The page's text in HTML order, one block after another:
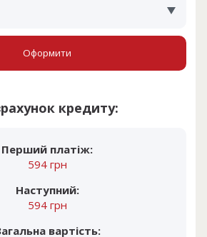
Оформити
кредиту:
Перший платіж:
594 грн
Наступний:
594 грн
вартість: